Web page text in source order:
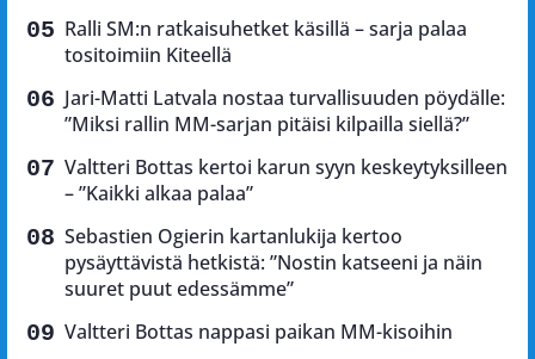
Ralli SM:n ratkaisuhetket käsillä – sarja palaa
tositoimiin Kiteellä
Jari-Matti Latvala nostaa turvallisuuden pöydälle:
”Miksi rallin MM-sarjan pitäisi kilpailla siellä?”
Valtteri Bottas kertoi karun syyn keskeytyksilleen
– ”Kaikki alkaa palaa”
Sebastien Ogierin kartanlukija kertoo
pysäyttävistä hetkistä: ”Nostin katseeni ja näin
suuret puut edessämme”
Valtteri Bottas nappasi paikan MM-kisoihin